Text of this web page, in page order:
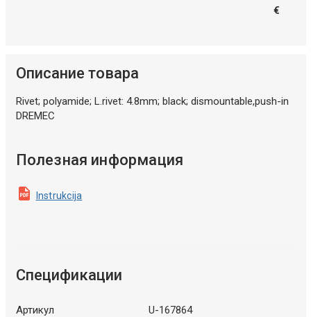
€
Описание товара
Rivet; polyamide; L.rivet: 4.8mm; black; dismountable,push-in
DREMEC
Полезная информация
Instrukcija
Спецификации
Артикул U-167864